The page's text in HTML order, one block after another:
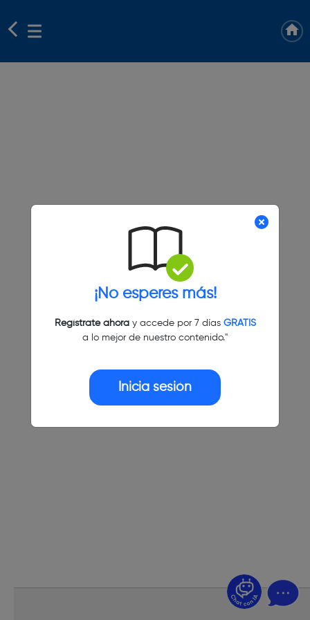
¡No esperes más!
Regístrate ahoray accede por 7 días GRATIS
a lo mejor de nuestro contenido."
Inicia sesión